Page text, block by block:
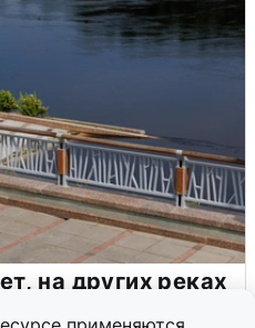
на других реках